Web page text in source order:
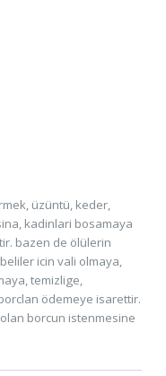
üzüntü, keder,
kadinlari bosamaya
bazen de ölülerin
icin vali olmaya,
temizlige,
ödemeye isarettir.
borcun istenmesine